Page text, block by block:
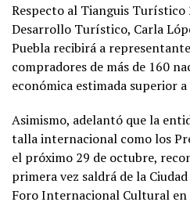
Respecto al Tianguis Turístico
Desarrollo Turístico, Carla
Puebla recibirá a
compradores de más de 160
económica estimada superior
Asimismo, adelantó que la
talla internacional como los
el próximo 29 de octubre,
primera vez saldrá de la
Foro Internacional Cultural en